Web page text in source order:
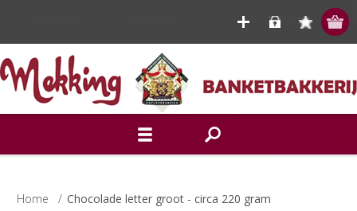
Home / Chocolade letter groot - circa 220 gram